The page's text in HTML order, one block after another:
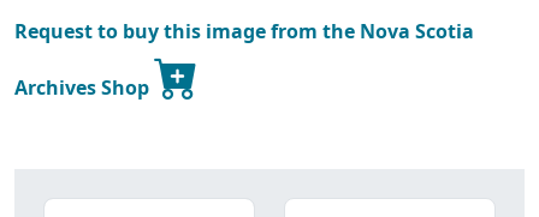
Request to buy this image from the Nova Scotia
Archives Shop